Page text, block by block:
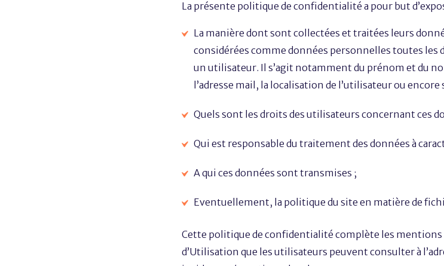
La présente politique de confidentialité a pour but
La manière dont sont collectées et traitées leurs
considérées comme données personnelles toutes
un utilisateur. Il s’agit notamment du prénom et du
l’adresse mail, la localisation de l’utilisateur ou encore
Quels sont les droits des utilisateurs concernant ces
Qui est responsable du traitement des données à
A qui ces données sont transmises ;
Eventuellement, la politique du site en matière de
Cette politique de confidentialité complète les mentions
d’Utilisation que les utilisateurs peuvent consulter à